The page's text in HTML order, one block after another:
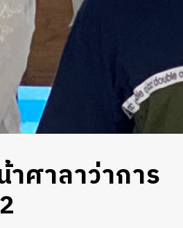
าศาลาว่าการ